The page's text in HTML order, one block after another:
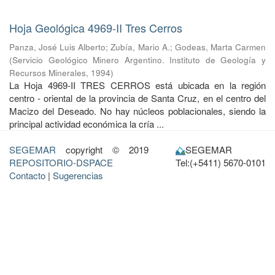
Hoja Geológica 4969-II Tres Cerros
Panza, José Luis Alberto;Zubía, Mario A.; Godeas, Marta Carmen
(Servicio Geológico Minero Argentino. Instituto de Geología y
Recursos Minerales, 1994)
La Hoja 4969-II TRES CERROS está ubicada en la región
centro - oriental de la provincia de Santa Cruz, en el centro del
Macizo del Deseado. No hay núcleos poblacionales, siendo la
principal actividad económica la cría ...
SEGEMAR copyright © 2019
REPOSITORIO-DSPACE
Contacto | Sugerencias
SEGEMAR
Tel:(+5411) 5670-0101